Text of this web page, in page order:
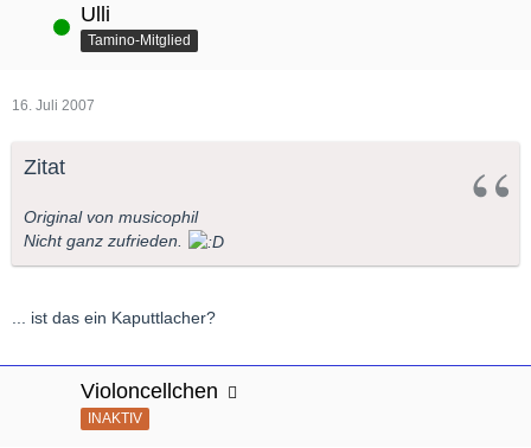
Online Ulli
Tamino-Mitglied
16. Juli 2007
Zitat
Original von musicophil
Nicht ganz zufrieden.
... ist das ein Kaputtlacher?
Violoncellchen
INAKTIV